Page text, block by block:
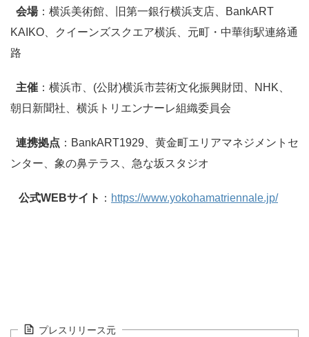
会場：横浜美術館、旧第一銀行横浜支店、BankART
KAIKO、クイーンズスクエア横浜、元町・中華街駅連絡通
路
主催 ：横浜市、(公財)横浜市芸術文化振興財団、NHK、
朝日新聞社、横浜トリエンナーレ組織委員会
連携拠点 ：BankART1929、黄金町エリアマネジメントセ
ンター、象の鼻テラス、急な坂スタジオ
公式WEBサイト ： https://www.yokohamatriennale.jp/
プレスリリース元